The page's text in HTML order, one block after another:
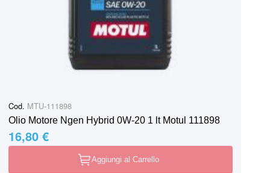
Cod. MTU-111898
Olio Motore Ngen Hybrid 0W-20 1 lt Motul 111898
16,80 €
Aggiungi al Carrello